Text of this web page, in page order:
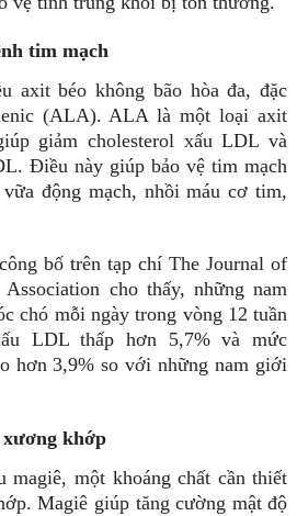
tim mạch
axit béo không bão hòa đa, đặc
(ALA). ALA là một loại axit
giảm cholesterol xấu LDL và
Điều này giúp bảo vệ tim mạch
động mạch, nhồi máu cơ tim,
bố trên tạp chí The Journal of
cho thấy, những nam
chó mỗi ngày trong vòng 12 tuần
LDL thấp hơn 5,7% và mức
hơn 3,9% so với những nam giới
xương khớp
magiê, một khoáng chất cần thiết
Magiê giúp tăng cường mật độ